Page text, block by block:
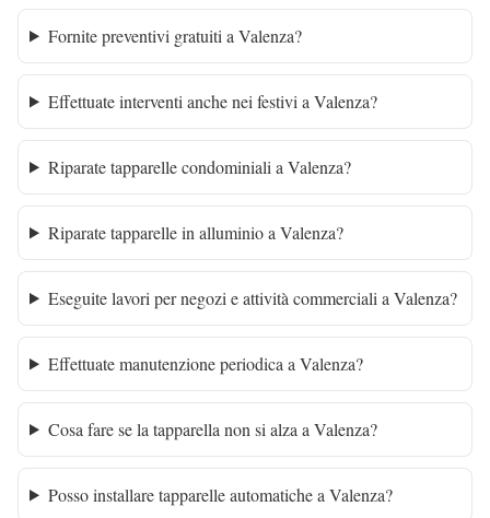
Fornite preventivi gratuiti a Valenza?
Effettuate interventi anche nei festivi a Valenza?
Riparate tapparelle condominiali a Valenza?
Riparate tapparelle in alluminio a Valenza?
Eseguite lavori per negozi e attività commerciali a Valenza?
Effettuate manutenzione periodica a Valenza?
Cosa fare se la tapparella non si alza a Valenza?
Posso installare tapparelle automatiche a Valenza?